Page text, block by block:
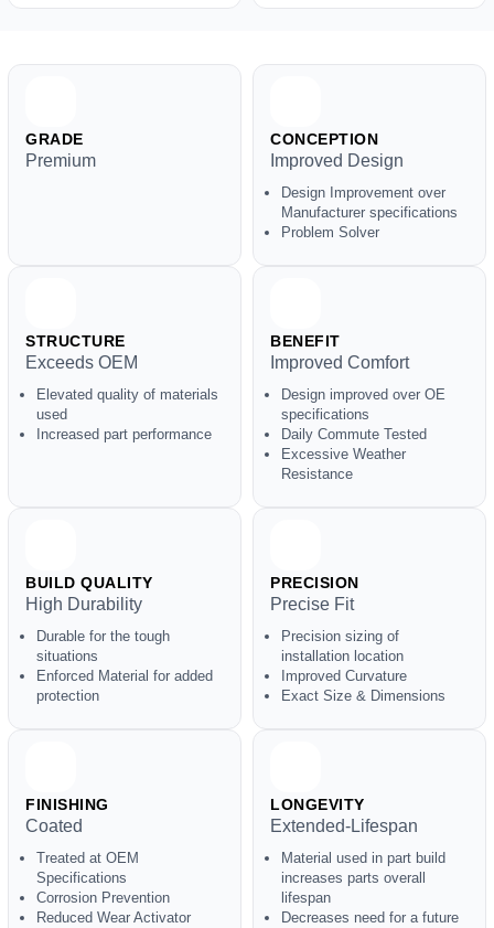
GRADE
Premium
CONCEPTION
Improved Design
Design Improvement over
Manufacturer specifications
Problem Solver
STRUCTURE
Exceeds OEM
Elevated quality of materials
used
Increased part performance
BENEFIT
Improved Comfort
Design improved over OE
specifications
Daily Commute Tested
Excessive Weather
Resistance
BUILD QUALITY
High Durability
Durable for the tough
situations
Enforced Material for added
protection
PRECISION
Precise Fit
Precision sizing of
installation location
Improved Curvature
Exact Size & Dimensions
FINISHING
Coated
Treated at OEM
Specifications
Corrosion Prevention
Reduced Wear Activator
LONGEVITY
Extended-Lifespan
Material used in part build
increases parts overall
lifespan
Decreases need for a future